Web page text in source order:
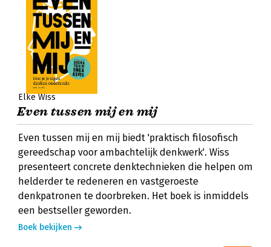
Elke Wiss
Even tussen mij en mij
Even tussen mij en mij biedt 'praktisch filosofisch
gereedschap voor ambachtelijk denkwerk'. Wiss
presenteert concrete denktechnieken die helpen om
helderder te redeneren en vastgeroeste
denkpatronen te doorbreken. Het boek is inmiddels
een bestseller geworden.
Boek bekijken